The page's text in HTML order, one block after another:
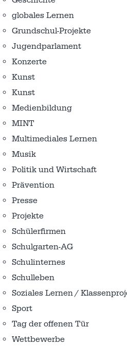
globales Lernen
Grundschul-Projekte
Jugendparlament
Konzerte
Kunst
Kunst
Medienbildung
MINT
Multimediales Lernen
Musik
Politik und Wirtschaft
Prävention
Presse
Projekte
Schülerfirmen
Schulgarten-AG
Schulinternes
Schulleben
Soziales Lernen /
Sport
Tag der offenen Tür
Wettbewerbe